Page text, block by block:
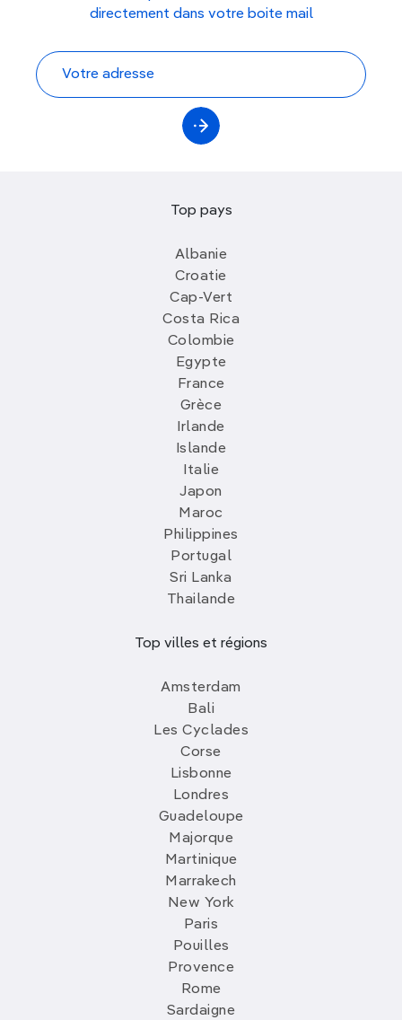
directement dans votre boite mail
Top pays
Albanie
Croatie
Cap-Vert
Costa Rica
Colombie
Egypte
France
Grèce
Irlande
Islande
Italie
Japon
Maroc
Philippines
Portugal
Sri Lanka
Thailande
Top villes et régions
Amsterdam
Bali
Les Cyclades
Corse
Lisbonne
Londres
Guadeloupe
Majorque
Martinique
Marrakech
New York
Paris
Pouilles
Provence
Rome
Sardaigne